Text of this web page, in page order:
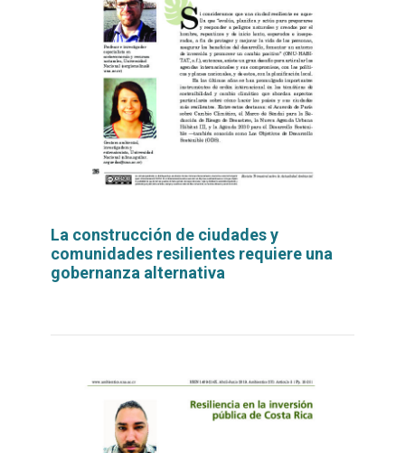
La construcción de ciudades y
comunidades resilientes requiere una
gobernanza alternativa